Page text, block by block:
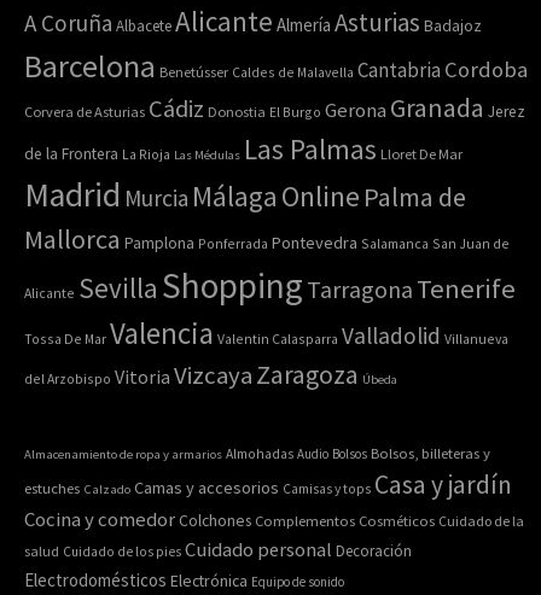
A Coruña AlbaceteAlicante Almería Asturias Badajoz
Barcelona Benetússer Caldes de Malavella Cantabria Cordoba
Corvera de Asturias Cádiz Donostia El Burgo Gerona Granada Jerez
de la Frontera La Rioja Las Médulas Las Palmas Lloret De Mar
Madrid Murcia Málaga Online Palma de
Mallorca Pamplona Ponferrada Pontevedra Salamanca San Juan de
Alicante Sevilla Shopping Tarragona Tenerife
Tossa De Mar Valencia Valentin Calasparra Valladolid Villanueva
del Arzobispo Vitoria VizcayaZaragoza Úbeda
Almacenamiento de ropa y armarios Almohadas Audio Bolsos Bolsos, billeteras y
estuches Calzado Camas y accesorios Camisas y tops Casa y jardín
Cocina y comedor Colchones Complementos Cosméticos Cuidado de la
salud Cuidado de los pies Cuidado personal Decoración
Electrodomésticos Electrónica Equipo de sonido